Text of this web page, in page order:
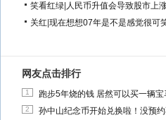
笑看红绿 人民币升值会导致股市上
关红 现在想想07年是不是感觉很可
网友点击排行
1 跑步5年烧的钱 居然可以买一辆宝
2 孙中山纪念币开始兑换啦！没预